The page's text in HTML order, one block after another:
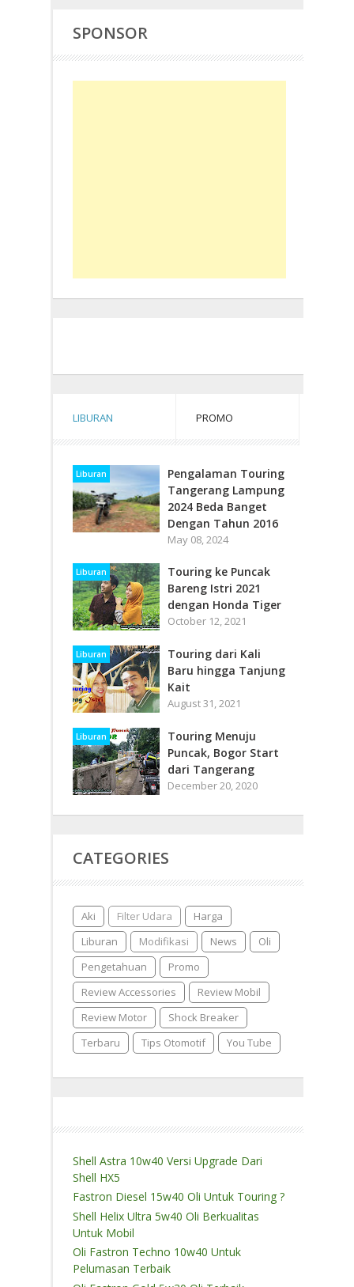
SPONSOR
LIBURAN PROMO
Liburan
Pengalaman Touring
Tangerang Lampung
2024 Beda Banget
Dengan Tahun 2016
May 08, 2024
Liburan
Touring ke Puncak
Bareng Istri 2021
dengan Honda Tiger
October 12, 2021
Liburan
Touring dari Kali
Baru hingga Tanjung
Kait
August 31, 2021
Liburan
Touring Menuju
Puncak, Bogor Start
dari Tangerang
December 20, 2020
CATEGORIES
Aki Filter Udara
Harga
Liburan
Modifikasi News
Oli
Pengetahuan
Promo
Review Accessories
Review Mobil
Review Motor
Shock Breaker
Terbaru
Tips Otomotif You Tube
Shell Astra 10w40 Versi Upgrade Dari
Shell HX5
Fastron Diesel 15w40 Oli Untuk Touring ?
Shell Helix Ultra 5w40 Oli Berkualitas
Untuk Mobil
Oli Fastron Techno 10w40 Untuk
Pelumasan Terbaik